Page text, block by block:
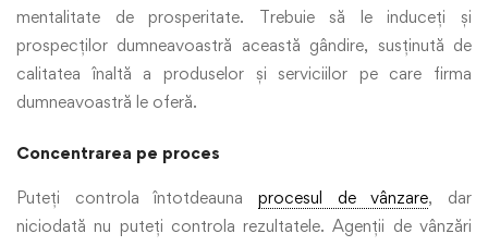
mentalitate de prosperitate. Trebuie să le induceți și
prospecților dumneavoastră această gândire, susținută de
calitatea înaltă a produselor și serviciilor pe care firma
dumneavoastră le oferă.
Concentrarea pe proces
Puteți controla întotdeauna procesul de vânzare, dar
niciodată nu puteți controla rezultatele. Agenții de vânzări